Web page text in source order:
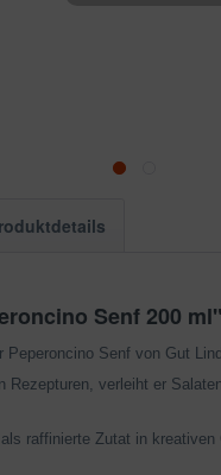
Senf 200 ml"
Peperoncino Senf von Gut
Rezepturen, verleiht er
raffinierte Zutat in